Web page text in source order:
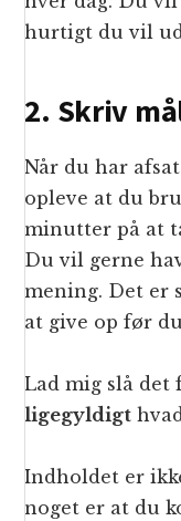
hurtigt du vil
2. Skriv
Når du har
opleve at du
minutter på at
Du vil gerne
mening. Det er
at give op før
Lad mig slå det
ligegyldigt
Indholdet er
noget er at du